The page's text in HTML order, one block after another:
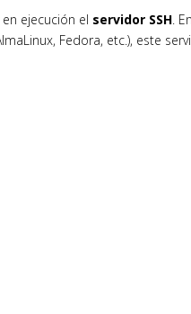
ejecución el servidor SSH .
Fedora, etc.), este